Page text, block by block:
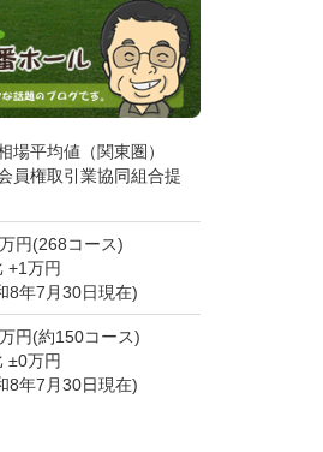
場平均値（関東圏）
員権取引業協同組合提
円(268コース)
+1万円
8年7月30日現在)
円(約150コース)
±0万円
8年7月30日現在)